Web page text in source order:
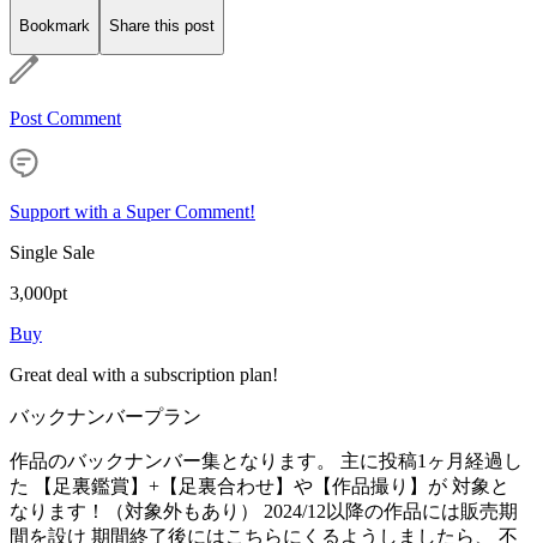
Bookmark Share this post
Post Comment
Support with a Super Comment!
Single Sale
3,000pt
Buy
Great deal with a subscription plan!
バックナンバープラン
作品のバックナンバー集となります。 主に投稿1ヶ月経過し
た 【足裏鑑賞】+【足裏合わせ】や【作品撮り】が 対象と
なります！（対象外もあり） 2024/12以降の作品には販売期
間を設け 期間終了後にはこちらにくるようしましたら、 不